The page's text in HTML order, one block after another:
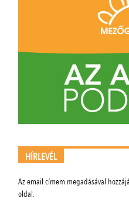
HÍRLEVÉL
Az email címem megadásával
oldal.